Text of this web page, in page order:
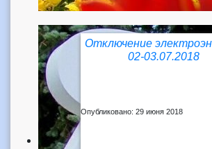
Отключение
02-03.07.2018
Опубликовано: 29 июня 2018